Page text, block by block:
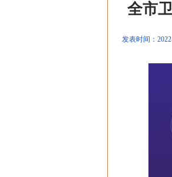
全市
发表时间：